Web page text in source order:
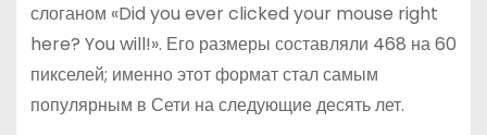
слоганом «Did you ever clicked your mouse right
here? You will!». Его размеры составляли 468 на 60
пикселей; именно этот формат стал самым
популярным в Сети на следующие десять лет.